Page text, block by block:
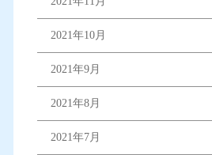
2021年10月
2021年9月
2021年8月
2021年7月